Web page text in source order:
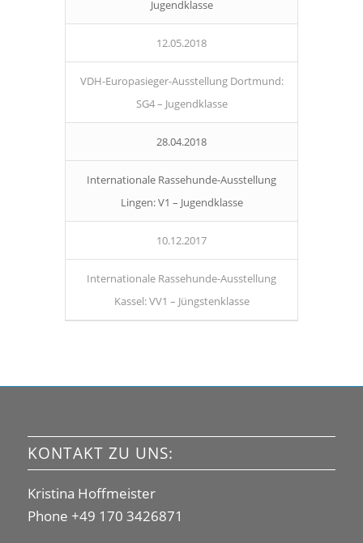
Jugendklasse
12.05.2018
VDH-Europasieger-Ausstellung Dortmund:
SG4 – Jugendklasse
28.04.2018
Internationale Rassehunde-Ausstellung
Lingen: V1 – Jugendklasse
10.12.2017
Internationale Rassehunde-Ausstellung
Kassel: VV1 – Jüngstenklasse
KONTAKT ZU UNS:
Kristina Hoffmeister
Phone +49 170 3426871